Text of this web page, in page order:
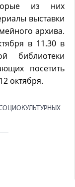
из них
выставки
архива.
в 11.30 в
библиотеки
посетить
октября.